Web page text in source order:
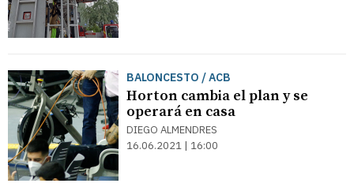
BALONCESTO / ACB
Horton cambia el plan y se
operará en casa
DIEGO ALMENDRES
16.06.2021 | 16:00